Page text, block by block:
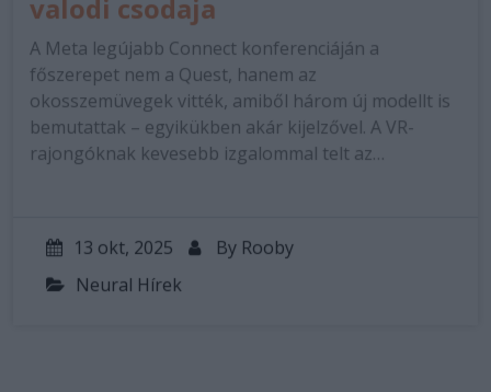
valodi csodaja
A Meta legújabb Connect konferenciáján a
főszerepet nem a Quest, hanem az
okosszemüvegek vitték, amiből három új modellt is
bemutattak – egyikükben akár kijelzővel. A VR-
rajongóknak kevesebb izgalommal telt az…
13 okt, 2025 By Rooby
Neural Hírek